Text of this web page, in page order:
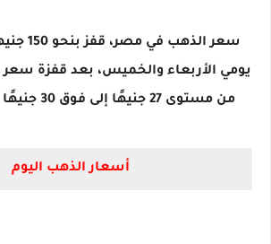
سعر
يومي الأربعاء والخميس، بعد قفزة سعر
من مستوى 27 جنيهًا إلى فوق 30 جنيهًا في المتوسط..
أسعار الذهب اليوم